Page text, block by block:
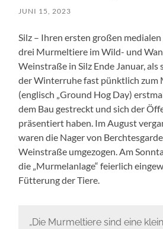
JUNI 15, 2023
Silz – Ihren ersten großen
drei Murmeltiere im Wild- und
Weinstraße in Silz Ende Januar, als
der Winterruhe fast pünktlich zum
(englisch „Ground Hog Day)
dem Bau gestreckt und sich der
präsentiert haben. Im August
waren die Nager von
Weinstraße umgezogen. Am
die „Murmelanlage“ feierlich
Fütterung der Tiere.
„Die Murmeltiere sind eine